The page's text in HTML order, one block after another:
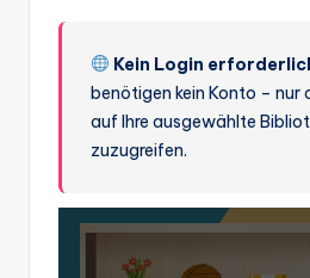
Kein Login
benötigen kein Konto – nur
auf Ihre ausgewählte
zuzugreifen.